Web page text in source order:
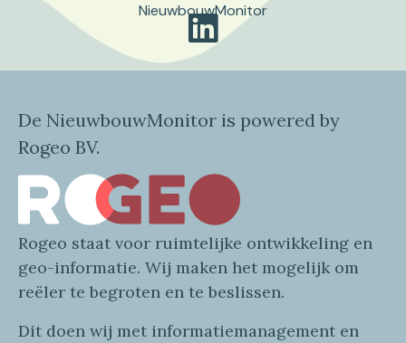
NieuwbouwMonitor
De NieuwbouwMonitor is powered by
Rogeo BV.
Rogeo staat voor ruimtelijke ontwikkeling en
geo-informatie. Wij maken het mogelijk om
reëler te begroten en te beslissen.
Dit doen wij met informatiemanagement en